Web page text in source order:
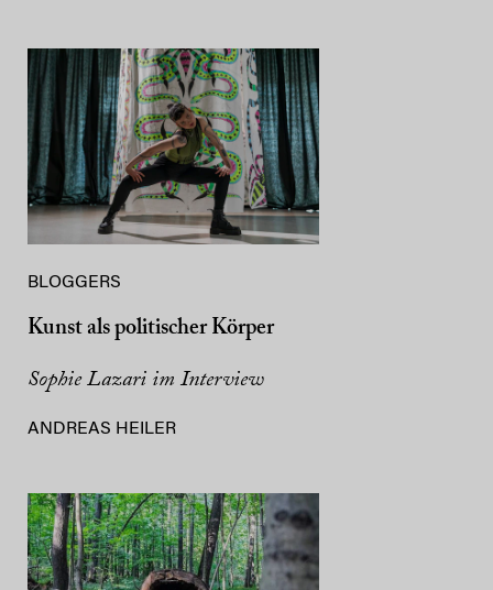
BLOGGERS
Kunst als politischer Körper
Sophie Lazari im Interview
ANDREAS HEILER